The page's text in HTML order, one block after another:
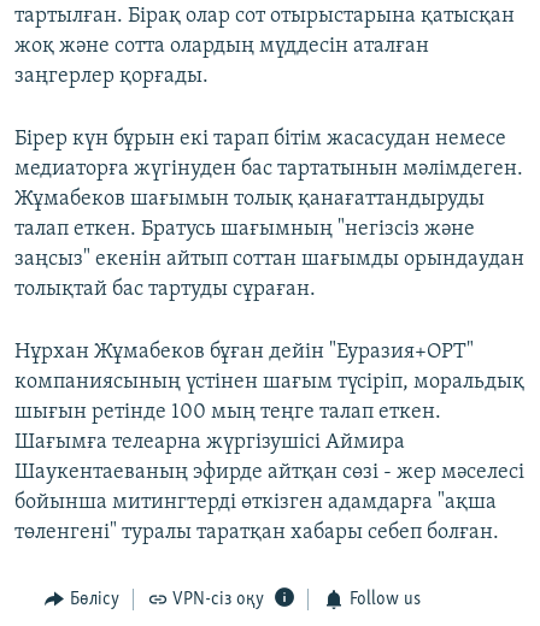
тартылған. Бірақ олар сот отырыстарына қатысқан
жоқ және сотта олардың мүддесін аталған
заңгерлер қорғады.
Бірер күн бұрын екі тарап бітім жасасудан немесе
медиаторға жүгінуден бас тартатынын мәлімдеген.
Жұмабеков шағымын толық қанағаттандыруды
талап еткен. Братусь шағымның "негізсіз және
заңсыз" екенін айтып соттан шағымды орындаудан
толықтай бас тартуды сұраған.
Нұрхан Жұмабеков бұған дейін "Еуразия+ОРТ"
компаниясының үстінен шағым түсіріп, моральдық
шығын ретінде 100 мың теңге талап еткен.
Шағымға телеарна жүргізушісі Аймира
Шаукентаеваның эфирде айтқан сөзі - жер мәселесі
бойынша митингтерді өткізген адамдарға "ақша
төленгені" туралы таратқан хабары себеп болған.
Бөлісу VPN-сіз оқу Follow us